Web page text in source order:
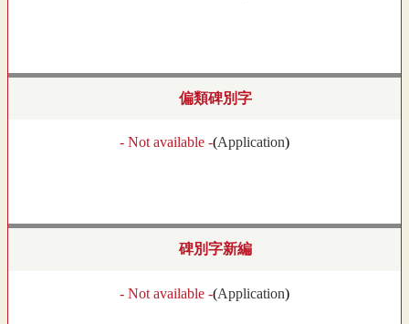
偏類碑別字
- Not available -(Application)
碑別字新編
- Not available -(Application)